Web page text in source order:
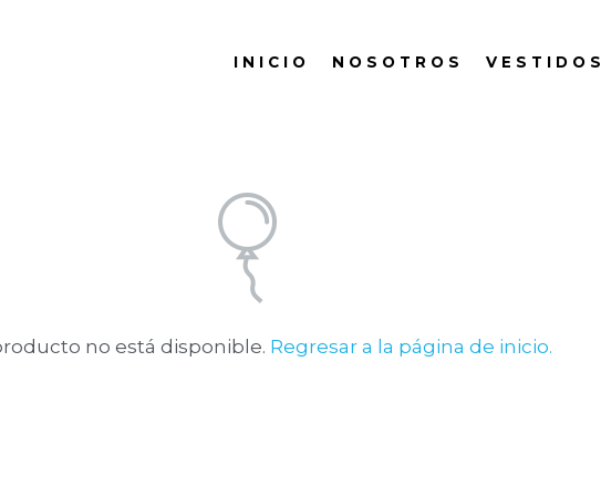
I N I C I O N O S O T R O S V E S T I D O S
no está disponible. Regresar a la página de inicio.